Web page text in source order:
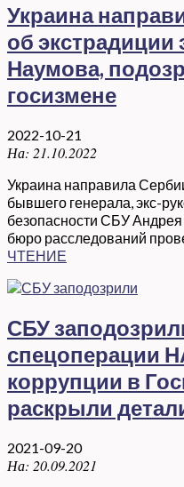
Украина
об экстрадиции
Наумова,
госизмене
2022-10-21
На: 21.10.2022
Украина направила
бывшего генерала, экс-
безопасности СБУ
бюро расследований
ЧТЕНИЕ
СБУ
спецоперации
коррупции в
раскрыли
2021-09-20
На: 20.09.2021